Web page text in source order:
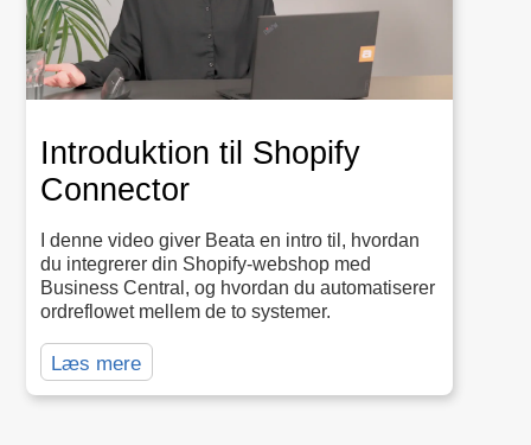
Introduktion til Shopify
Connector
I denne video giver Beata en intro til, hvordan
du integrerer din Shopify-webshop med
Business Central, og hvordan du automatiserer
ordreflowet mellem de to systemer.
Læs mere